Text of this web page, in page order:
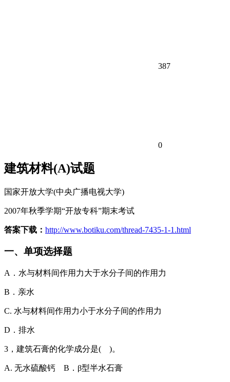
387
0
建筑材料(A)试题
国家开放大学(中央广播电视大学)
2007年秋季学期“开放专科”期末考试
答案下载： http://www.botiku.com/thread-7435-1-1.html
一、单项选择题
A．水与材料间作用力大于水分子间的作用力
B．亲水
C. 水与材料间作用力小于水分子间的作用力
D．排水
3，建筑石膏的化学成分是( )。
A. 无水硫酸钙 B．β型半水石膏